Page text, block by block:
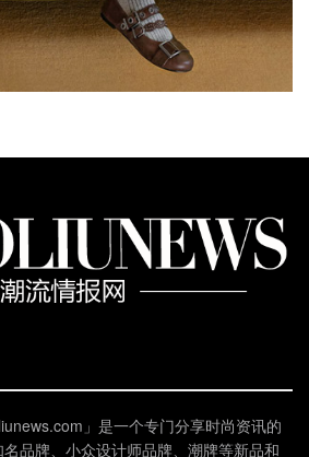
」是一个专门分享时尚资讯的
品牌、小众设计师品牌、潮牌等新品和